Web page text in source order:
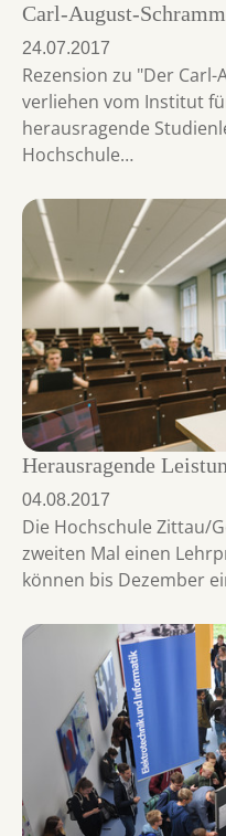
Carl-August-
24.07.2017
Rezension zu "Der
verliehen vom Institut
herausragende
Hochschule…
Herausragende
04.08.2017
Die Hochschule Zittau/
zweiten Mal einen
können bis Dezember